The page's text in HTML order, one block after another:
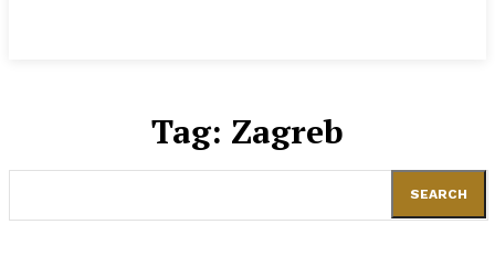
Tag: Zagreb
SEARCH